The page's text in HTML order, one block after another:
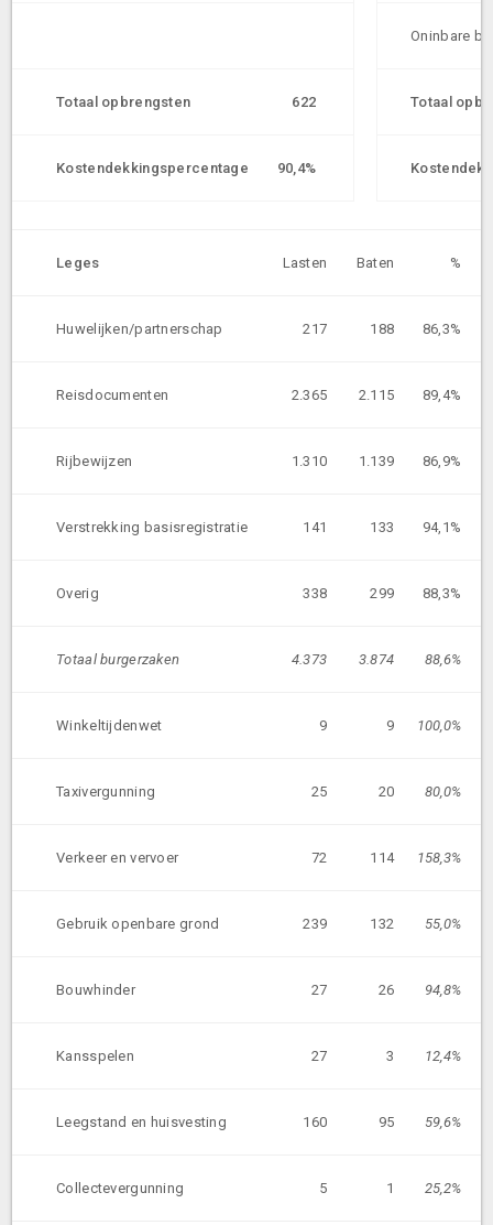
Oninbare
Totaal opbrengsten 622 Totaal
Kostendekkingspercentage 90,4%
Leges Lasten Baten %
Huwelijken/partnerschap 217 188 86,3%
Reisdocumenten 2.365 2.115 89,4%
Rijbewijzen 1.310 1.139 86,9%
Verstrekking basisregistratie 141 133 94,1%
Overig 338 299 88,3%
Totaal burgerzaken 4.373 3.874 88,6%
Winkeltijdenwet 9 9 100,0%
Taxivergunning 25 20 80,0%
Verkeer en vervoer 72 114 158,3%
Gebruik openbare grond 239 132 55,0%
Bouwhinder 27 26 94,8%
Kansspelen 27 3 12,4%
Leegstand en huisvesting 160 95 59,6%
Collectevergunning 5 1 25,2%